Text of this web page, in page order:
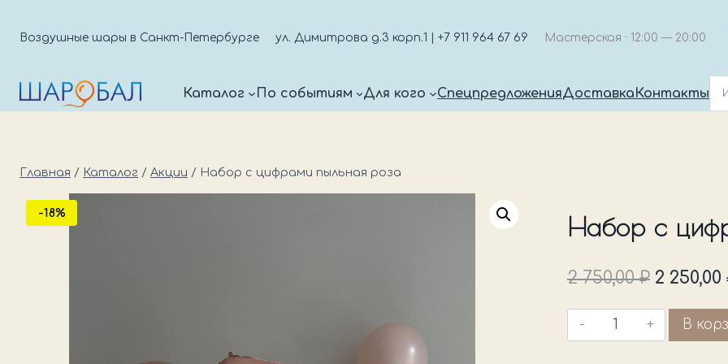
Воздушные шары в Санкт-Петербурге ул. Димитрова д.3 корп.1 | +7 911 964 67 69 Мастерская · 12:00 — 20:00
Каталог По событиям Для кого СпецпредложенияДоставка Контакты
Главная / Каталог / Акции / Набор с цифрами пыльная роза
-18% Набор с
2 750,00₽
цена
2 250,00
Количество
товара
В